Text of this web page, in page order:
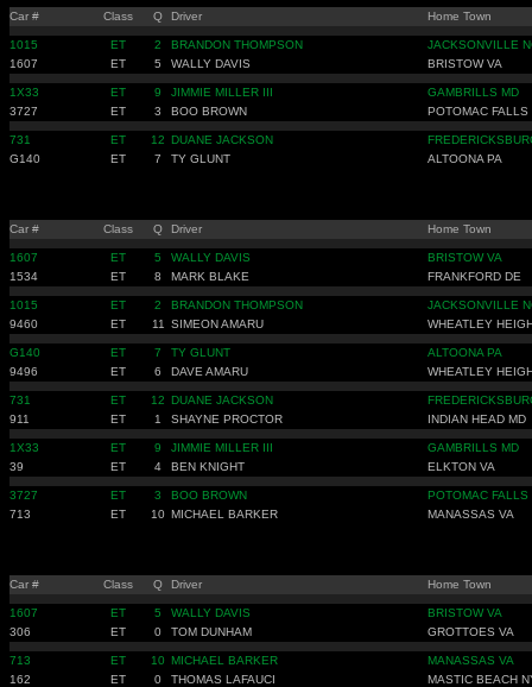
Car # Class Q Driver Home Town
1015 ET 2 BRANDON THOMPSON
JACKSONVILLE
1607
ET 5 WALLY DAVIS BRISTOW VA
1X33 ET 9 JIMMIE MILLER III
GAMBRILLS MD
3727
ET 3 BOO BROWN POTOMAC FALLS
731 ET 12 DUANE JACKSON
G140
ET 7 TY GLUNT ALTOONA PA
Car # Class Q Driver Home Town
1607 ET 5 WALLY DAVIS
BRISTOW VA
1534
ET 8 MARK BLAKE FRANKFORD DE
1015 ET 2 BRANDON THOMPSON
JACKSONVILLE
9460
ET 11 SIMEON AMARU WHEATLEY
G140 ET 7 TY GLUNT
ALTOONA PA
9496
ET 6 DAVE AMARU WHEATLEY
731 ET 12 DUANE JACKSON
911
ET 1 SHAYNE PROCTOR INDIAN HEAD MD
1X33 ET 9 JIMMIE MILLER III
GAMBRILLS MD
39
ET 4 BEN KNIGHT ELKTON VA
3727 ET 3 BOO BROWN
POTOMAC FALLS
713
ET 10 MICHAEL BARKER MANASSAS VA
Car # Class Q Driver Home Town
1607 ET 5 WALLY DAVIS
BRISTOW VA
306
ET 0 TOM DUNHAM GROTTOES VA
713 ET 10 MICHAEL BARKER
MANASSAS VA
162
ET 0 THOMAS LAFAUCI MASTIC BEACH